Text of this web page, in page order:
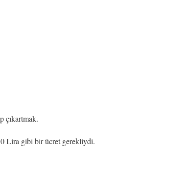
çıkartmak.
Lira gibi bir ücret gerekliydi.